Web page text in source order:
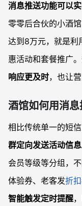
消息推送功能可以
零零后合伙的小酒
达到8万元，就是利
惠活动和套餐推广
响应更及时，也让
酒馆如何用消息
相比传统单一的短
群定向发送活动信息
会员等级等分组，
体验券、老客发折扣
智能触发定时提醒